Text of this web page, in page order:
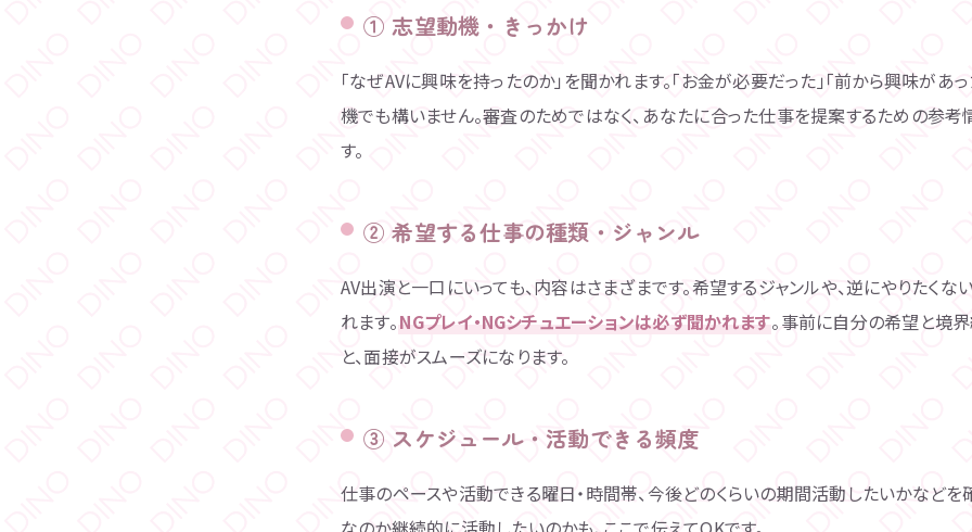
① 志望動機・きっかけ
「なぜAVに興味を持ったのか」を聞かれます。「お金が必要だった」「前から興味があ
機でも構いません。審査のためではなく、あなたに合った仕事を提案するための参
す。
② 希望する仕事の種類・ジャンル
AV出演と一口にいっても、内容はさまざまです。希望するジャンルや、逆にやりたくな
れます。NGプレイ・NGシチュエーションは必ず聞かれます。事前に自分の希望と境
と、面接がスムーズになります。
③ スケジュール・活動できる頻度
仕事のペースや活動できる曜日・時間帯、今後どのくらいの期間活動したいかなどを